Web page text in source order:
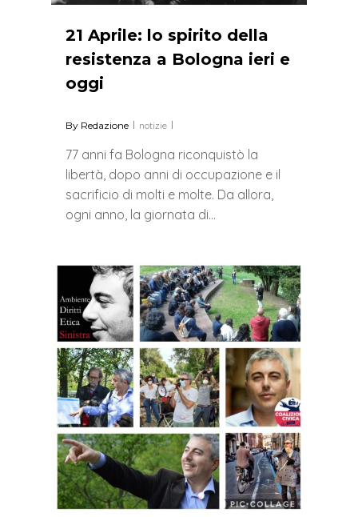
21 Aprile: lo spirito della
resistenza a Bologna ieri e
oggi
By Redazione notizie
77 anni fa Bologna riconquistò la
libertà, dopo anni di occupazione e il
sacrificio di molti e molte. Da allora,
ogni anno, la giornata di…
0